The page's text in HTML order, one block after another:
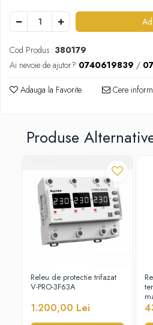
Cod Produs: 380179
Ai nevoie de ajutor? 0740619839 /
Adauga la Favorite Cere
Produse
Releu de protectie trifazat
V-PRO-3F63A
1.200,00 Lei